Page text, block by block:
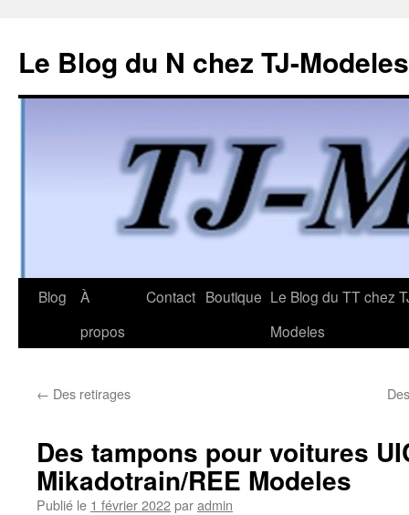
Le Blog du N chez TJ-Modeles
Aller
Blog
À
propos
Contact Boutique Le Blog du TT chez
Modeles
← Des retirages
Des tampons pour voitures
Mikadotrain/REE Modeles
Publié le 1 février 2022paradmin